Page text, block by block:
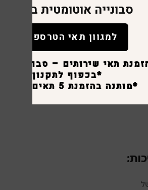
סבונייה אוטומטית במתנה
למגוון תאי הטרספה
תאי שירותים – סבונייה
*בכפוף לתקנון
*מותנה בהזמנת 5 תאים ומעלה.